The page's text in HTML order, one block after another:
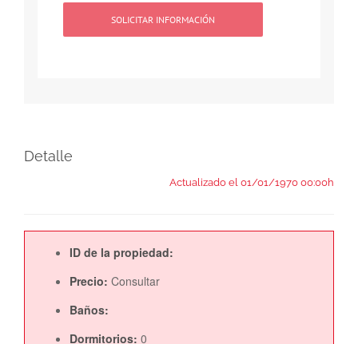
Detalle
Actualizado el 01/01/1970 00:00h
ID de la propiedad:
Precio: Consultar
Baños:
Dormitorios: 0